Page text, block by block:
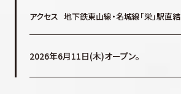
アクセス 地下鉄東山線・名城線「栄」駅直結
2026年6月11日(木)オープン。